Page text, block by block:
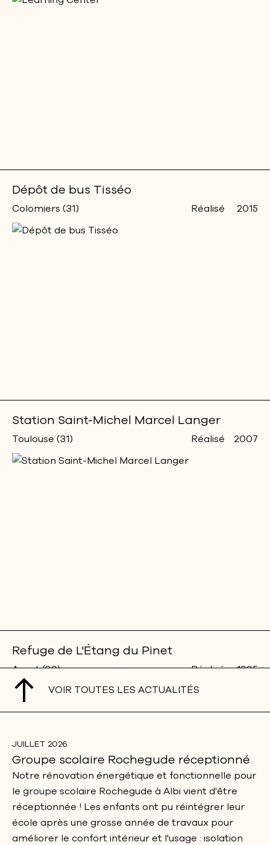
Dépôt de bus Tisséo
Réalisé
Colomiers (31) 2015
Station Saint-Michel Marcel Langer
Réalisé
Toulouse (31) 2007
Refuge de L'Étang du Pinet
Réalisé
Auzat (09) 1995
JUILLET 2026
Groupe scolaire Rochegude réceptionné
Notre rénovation énergétique et fonctionnelle pour
le groupe scolaire Rochegude à Albi vient d'être
réceptionnée ! Les enfants ont pu réintégrer leur
école après une grosse année de travaux pour
améliorer le confort intérieur et l'usage : isolation
VOIR TOUTES LES ACTUALITÉS